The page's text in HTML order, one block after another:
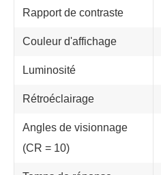
Rapport de contraste
Couleur d'affichage
Luminosité
Rétroéclairage
Angles de visionnage
(CR = 10)